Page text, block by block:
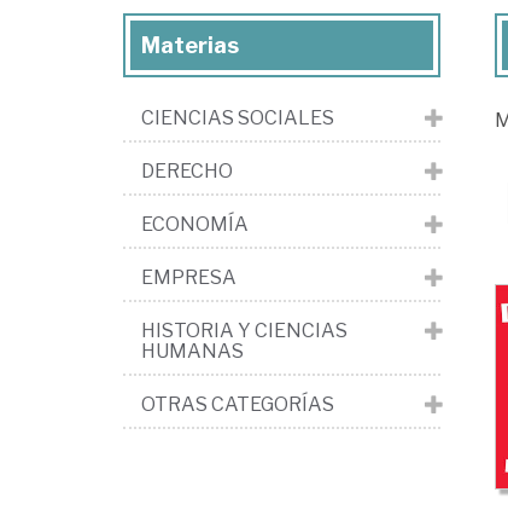
Materias
CIENCIAS SOCIALES
DERECHO
ECONOMÍA
EMPRESA
HISTORIA Y CIENCIAS
HUMANAS
OTRAS CATEGORÍAS